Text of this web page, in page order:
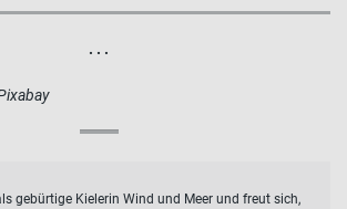
. . .
gebürtige Kielerin Wind und Meer und freut sich,